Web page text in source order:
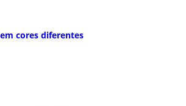
cores diferentes